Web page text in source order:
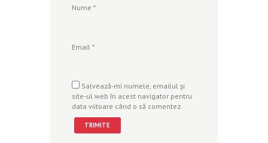
Nume *
Email *
Salvează-mi numele, emailul și
site-ul web în acest navigator pentru
data viitoare când o să comentez.